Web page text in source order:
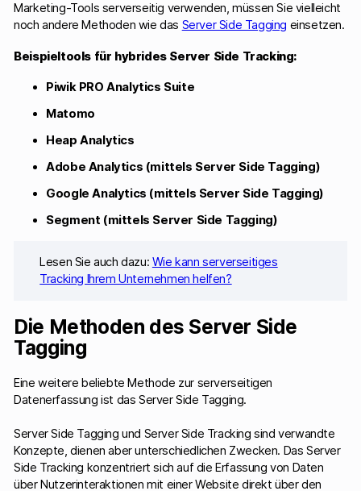
Marketing-Tools serverseitig verwenden, müssen Sie vielleicht
noch andere Methoden wie das Server Side Tagging einsetzen.
Beispieltools für hybrides Server Side Tracking:
Piwik PRO Analytics Suite
Matomo
Heap Analytics
Adobe Analytics (mittels Server Side Tagging)
Google Analytics (mittels Server Side Tagging)
Segment (mittels Server Side Tagging)
Lesen Sie auch dazu: Wie kann serverseitiges
Tracking Ihrem Unternehmen helfen?
Die Methoden des Server Side
Tagging
Eine weitere beliebte Methode zur serverseitigen
Datenerfassung ist das Server Side Tagging.
Server Side Tagging und Server Side Tracking sind verwandte
Konzepte, dienen aber unterschiedlichen Zwecken. Das Server
Side Tracking konzentriert sich auf die Erfassung von Daten
über Nutzerinteraktionen mit einer Website direkt über den